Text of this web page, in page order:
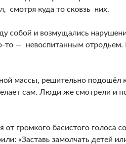
смотря куда то сковзь них.
собой и возмущались
то — невоспитанным
массы, решительно подошёл к
сам. Люди же смотрели и
громкого басистого голоса
«Заставь замолчать детей